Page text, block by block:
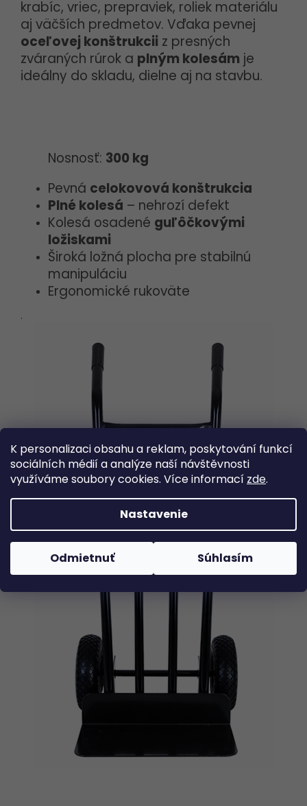
K personalizaci obsahu a reklam, poskytování funkcí
sociálních médií a analýze naší návštěvnosti
využíváme soubory cookies. Více informací zde.
Nastavenie
Odmietnuť Súhlasím
krabíc, vriec, prepraviek, roliek materiálu
aj väčších predmetov. Vďaka pevnej
oceľovej konštrukcii z presných
zváraných rúrok a plným kolesám je
ideálny do skladu, dielne aj na stavbu.
Nosnosť: 300 kg
Pevná celokovová konštrukcia
Plné kolesá – nehrozí defekt
Kolesá osadené guľôčkovými
ložiskami
Široká ložná plocha pre stabilnú
manipuláciu
Ergonomické rukoväte
.